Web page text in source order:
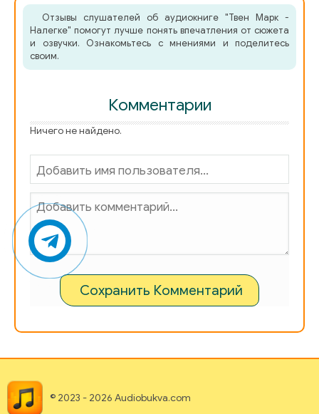
39
40
Отзывы слушателей об аудиокниге "Твен Марк -
Налегке" помогут лучше понять впечатления от сюжета
и озвучки. Ознакомьтесь с мнениями и поделитесь
своим.
Комментарии
Ничего не найдено.
Сохранить Комментарий
© 2023 - 2026 Audiobukva.com